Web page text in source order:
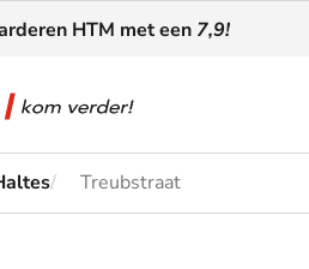
HTM met een 7,9!
Treubstraat